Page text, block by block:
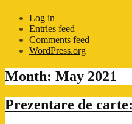
Log in
Entries feed
Comments feed
WordPress.org
Month: May 2021
Prezentare de